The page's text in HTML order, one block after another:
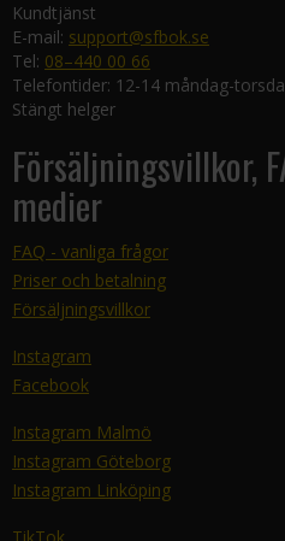
Kundtjänst
E-mail: support@sfbok.se
Tel: 08–440 00 66
Telefontider: 12-14 måndag-
Stängt helger
Försäljningsvillkor,
medier
FAQ - vanliga frågor
Priser och betalning
Försäljningsvillkor
Instagram
Facebook
Instagram Malmö
Instagram Göteborg
Instagram Linköping